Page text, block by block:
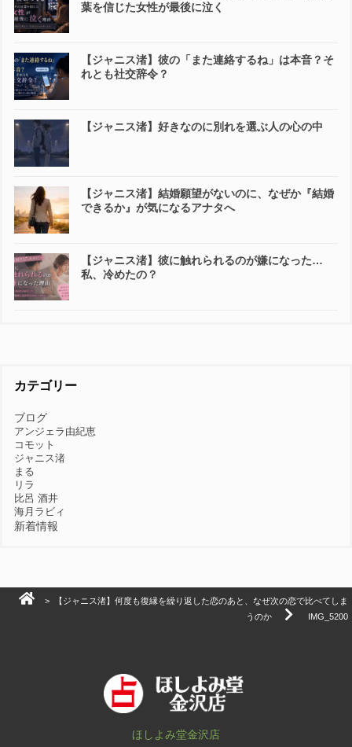
葉を信じた女性が最後に泣く
【ジャニス渚】彼の「また連絡するね」は本音？そ
れとも社交辞令？
【ジャニス渚】好きなのに別れを選ぶ人の心の中
【ジャニス渚】結婚願望がないのに、なぜか『結婚
できるか』が気になるアナタへ
【ジャニス渚】彼に触れられるのが嫌になった…
私、冷めたの？
カテゴリー
ブログ
アンジェラ由紀恵
コモット
ジャニス渚
まる
リラ
比呂 酒井
海月ラビィ
新着情報
>
【ジャニス渚】何度も復縁を繰り返した恋のあと、なぜ次の恋で比べてしま
うのか
IMG_5200
ほしよみ堂金沢店